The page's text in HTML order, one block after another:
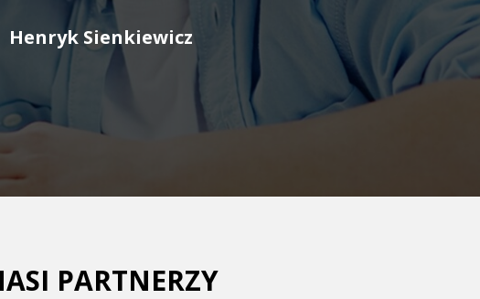
Henryk Sienkiewicz
PARTNERZY